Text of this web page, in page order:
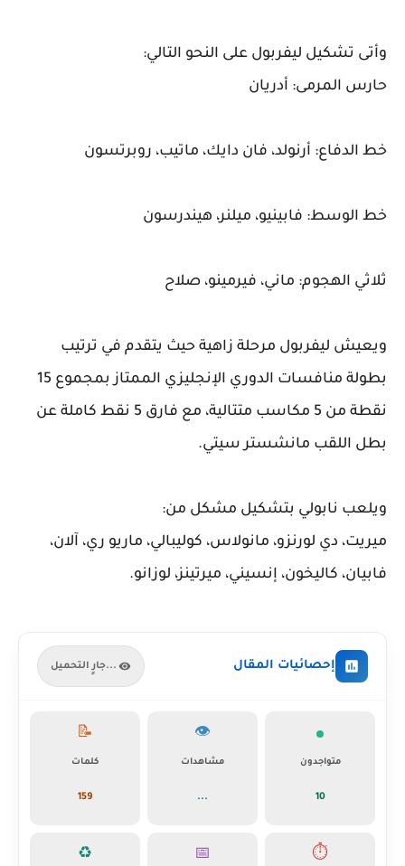
وأتى تشكيل ليفربول على النحو التالي:
حارس المرمى: أدريان
خط الدفاع: أرنولد، فان دايك، ماتيب، روبرتسون
خط الوسط: فابينيو، ميلنر، هيندرسون
ثلاثي الهجوم: ماني، فيرمينو، صلاح
ويعيش ليفربول مرحلة زاهية حيث يتقدم في ترتيب
بطولة منافسات الدوري الإنجليزي الممتاز بمجموع 15
نقطة من 5 مكاسب متتالية، مع فارق 5 نقط كاملة عن
بطل اللقب مانشستر سيتي.
ويلعب نابولي بتشكيل مشكل من:
ميريت، دي لورنزو، مانولاس، كوليبالي، ماريو ري، آلان،
فابيان، كاليخون، إنسيني، ميرتينز، لوزانو.
إحصائيات المقال جارٍ التحميل...
متواجدون
10
👁️
مشاهدات
...
📝
كلمات
159
⏱️
📅
♻️